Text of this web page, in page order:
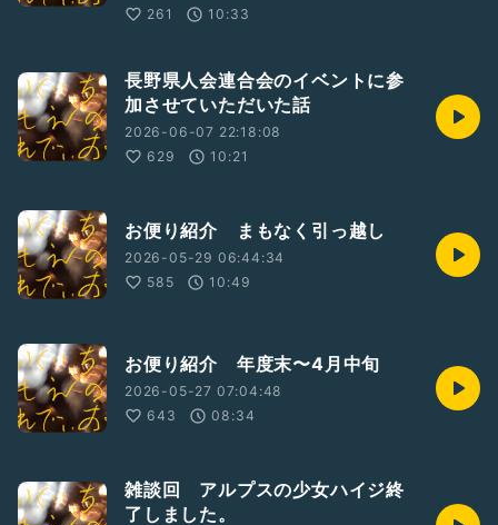
261
10:33
長野県人会連合会のイベントに参
加させていただいた話
2026-06-07 22:18:08
629
10:21
お便り紹介 まもなく引っ越し
2026-05-29 06:44:34
585
10:49
お便り紹介 年度末〜4月中旬
2026-05-27 07:04:48
643
08:34
雑談回 アルプスの少女ハイジ終
了しました。